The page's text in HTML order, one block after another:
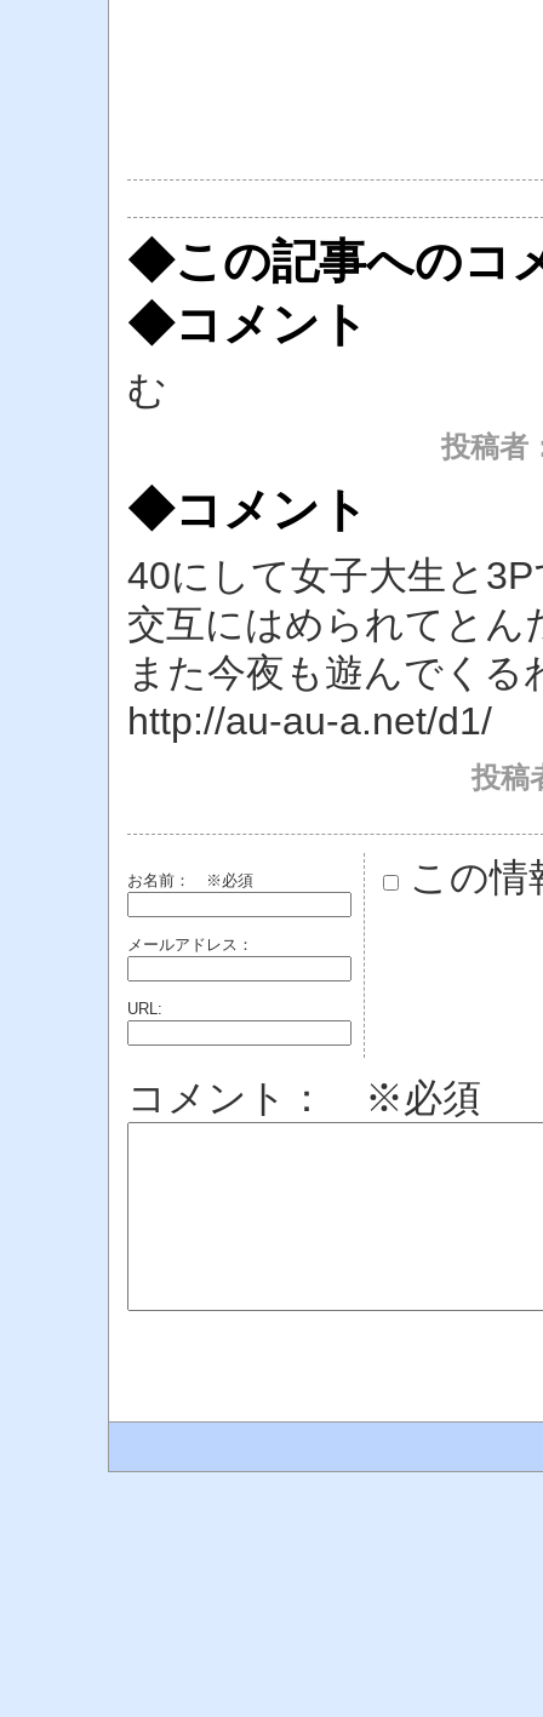
◆この記事へのコ
◆コメント
む
投稿者
◆コメント
40にして女子大生と
交互にはめられてとん
また今夜も遊んでくる
http://au-au-a.net/d1/
投稿
お名前： ※必須
メールアドレス：
URL:
この情
コメント： ※必須